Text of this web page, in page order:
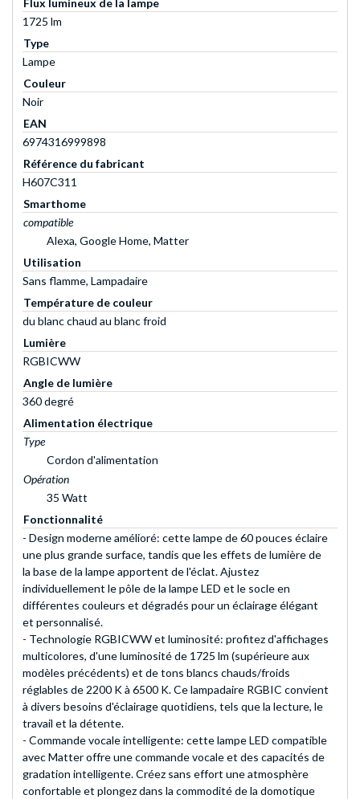
Flux lumineux de la lampe
1725 lm
Type
Lampe
Couleur
Noir
EAN
6974316999898
Référence du fabricant
H607C311
Smarthome
compatible
Alexa, Google Home, Matter
Utilisation
Sans flamme, Lampadaire
Température de couleur
du blanc chaud au blanc froid
Lumière
RGBICWW
Angle de lumière
360 degré
Alimentation électrique
Type
Cordon d'alimentation
Opération
35 Watt
Fonctionnalité
- Design moderne amélioré: cette lampe de 60 pouces éclaire
une plus grande surface, tandis que les effets de lumière de
la base de la lampe apportent de l'éclat. Ajustez
individuellement le pôle de la lampe LED et le socle en
différentes couleurs et dégradés pour un éclairage élégant
et personnalisé.
- Technologie RGBICWW et luminosité: profitez d'affichages
multicolores, d'une luminosité de 1725 lm (supérieure aux
modèles précédents) et de tons blancs chauds/froids
réglables de 2200 K à 6500 K. Ce lampadaire RGBIC convient
à divers besoins d'éclairage quotidiens, tels que la lecture, le
travail et la détente.
- Commande vocale intelligente: cette lampe LED compatible
avec Matter offre une commande vocale et des capacités de
gradation intelligente. Créez sans effort une atmosphère
confortable et plongez dans la commodité de la domotique